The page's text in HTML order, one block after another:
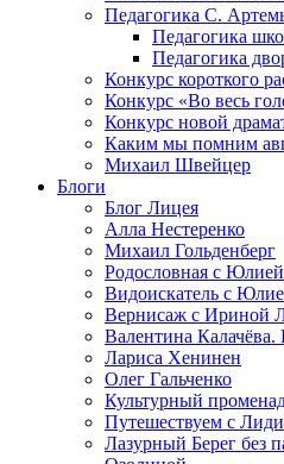
Педагогика С.
Педагогика
Педагогика
Конкурс короткого
Конкурс «Во весь
Конкурс новой
Каким мы помним
Михаил Швейцер
Блоги
Блог Лицея
Алла Нестеренко
Михаил Гольденберг
Родословная с
Видоискатель с
Вернисаж с Ириной
Валентина Калачёва.
Лариса Хенинен
Олег Гальченко
Культурный
Путешествуем с
Лазурный Берег без